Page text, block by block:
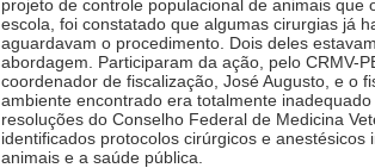
projeto de controle populacional de animais
escola, foi constatado que algumas cirurgias já
aguardavam o procedimento. Dois deles
abordagem. Participaram da ação, pelo CRMV-
coordenador de fiscalização, José Augusto, e o
ambiente encontrado era totalmente
resoluções do Conselho Federal de Medicina
identificados protocolos cirúrgicos e
animais e a saúde pública.